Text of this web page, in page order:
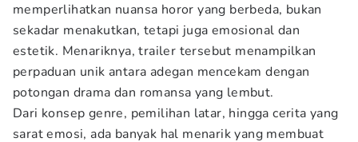
memperlihatkan nuansa horor yang berbeda, bukan
sekadar menakutkan, tetapi juga emosional dan
estetik. Menariknya, trailer tersebut menampilkan
perpaduan unik antara adegan mencekam dengan
potongan drama dan romansa yang lembut.
Dari konsep genre, pemilihan latar, hingga cerita yang
sarat emosi, ada banyak hal menarik yang membuat